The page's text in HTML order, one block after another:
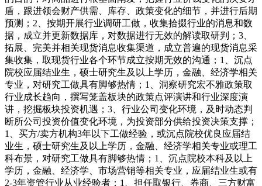
盾，跟进领会财产供需、库存、政策变化的细节，并进行后期
预测；2、按期开展行业调研工做，收集拾掇行业的消息和数
据，成立并更新数据库，对数据进行无效的解读取研判；3、
拓展、完美并相关现货消息收集渠道，成立普遍的现货消息采
集收集，取现货行业各个环节成立按期无效的沟通；1、沉点
院校应届结业生，硕士研究生及以上学历，金融、经济学相关
专业，对研究工做具有脚够热情；1、洞察研究宏不雅政策取
行业成长趋向，撰写笼盖板块的政策点评演讲和行业深度演
讲，挖掘板块投资机遇；3、行业公司变化环境，及时动态判
断所公司投资价值变化环境，为投资部分供给投资决策支撑；
1、买方/卖方机构3年以下工做经验，或沉点院校优良应届结
业生，硕士研究生及以上学历，金融、经济学相关专业或理工
科布景，对研究工做具有脚够热情；1、沉点院校本科及以上
学历，金融、经济学、市场营销等相关专业，应届结业生或有
2-3年资管行业从业经验者；1、担任取银行、券商、三方财富